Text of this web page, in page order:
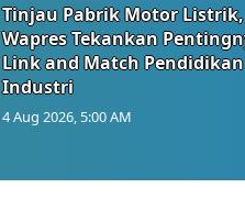
Tinjau Pabrik Motor Listrik,
Wapres Tekankan
Link and Match
Industri
4 Aug 2026, 5:00 AM